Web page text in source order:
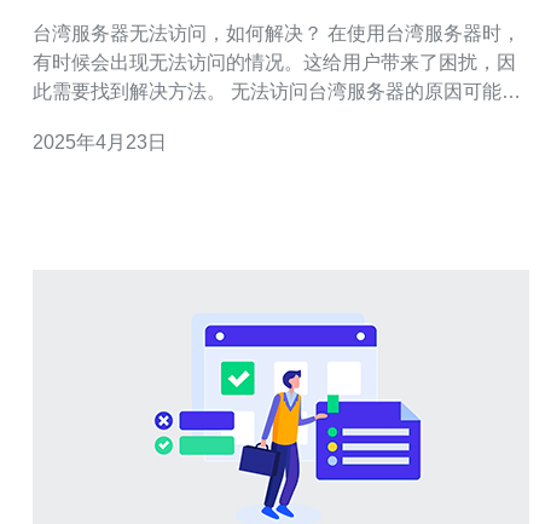
台湾服务器无法访问，如何解决？ 在使用台湾服务器时，
有时候会出现无法访问的情况。这给用户带来了困扰，因
此需要找到解决方法。 无法访问台湾服务器的原因可能有
络出现了故障或者连接不稳定。 服务器故障：服务器可能
2025年4月23日